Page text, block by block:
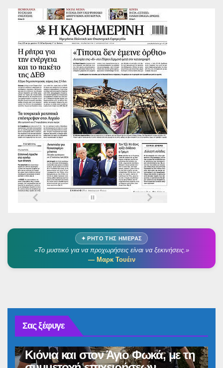
✦ ΡΗΤΌ ΤΗΣ ΗΜΈΡΑΣ
«Το μυστικό για να προχωρήσεις είναι να ξεκινήσεις.»
— Μαρκ Τουέιν
Σας ξέφυγε
TINOS NEWS
Πιλοτική έναρξη της δράσης
Κιόνια και στον Άγιο Φωκά, με τη